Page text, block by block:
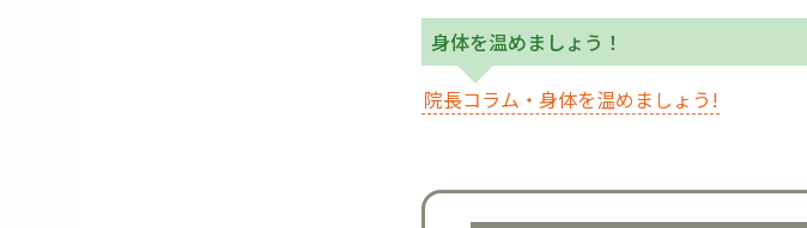
身体を温めましょう！
院長コラム・身体を温めましょう!